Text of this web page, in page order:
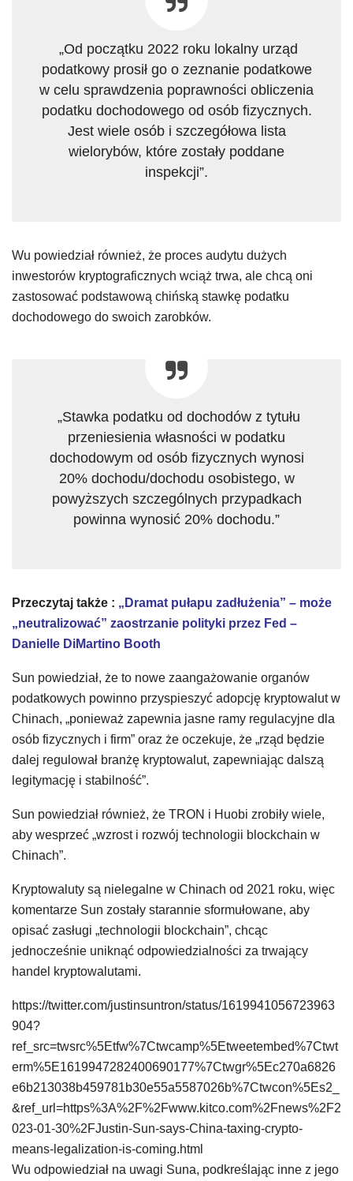
„Od początku 2022 roku lokalny urząd
podatkowy prosił go o zeznanie podatkowe
w celu sprawdzenia poprawności obliczenia
podatku dochodowego od osób fizycznych.
Jest wiele osób i szczegółowa lista
wielorybów, które zostały poddane
inspekcji”.
Wu powiedział również, że proces audytu dużych
inwestorów kryptograficznych wciąż trwa, ale chcą oni
zastosować podstawową chińską stawkę podatku
dochodowego do swoich zarobków.
„Stawka podatku od dochodów z tytułu
przeniesienia własności w podatku
dochodowym od osób fizycznych wynosi
20% dochodu/dochodu osobistego, w
powyższych szczególnych przypadkach
powinna wynosić 20% dochodu.”
Przeczytaj także : „Dramat pułapu zadłużenia” – może
„neutralizować” zaostrzanie polityki przez Fed –
Danielle DiMartino Booth
Sun powiedział, że to nowe zaangażowanie organów
podatkowych powinno przyspieszyć adopcję kryptowalut w
Chinach, „ponieważ zapewnia jasne ramy regulacyjne dla
osób fizycznych i firm” oraz że oczekuje, że „rząd będzie
dalej regulował branżę kryptowalut, zapewniając dalszą
legitymację i stabilność”.
Sun powiedział również, że TRON i Huobi zrobiły wiele,
aby wesprzeć „wzrost i rozwój technologii blockchain w
Chinach”.
Kryptowaluty są nielegalne w Chinach od 2021 roku, więc
komentarze Sun zostały starannie sformułowane, aby
opisać zasługi „technologii blockchain”, chcąc
jednocześnie uniknąć odpowiedzialności za trwający
handel kryptowalutami.
https://twitter.com/justinsuntron/status/1619941056723963
904?
ref_src=twsrc%5Etfw%7Ctwcamp%5Etweetembed%7Ctwt
erm%5E1619947282400690177%7Ctwgr%5Ec270a6826
e6b213038b459781b30e55a5587026b%7Ctwcon%5Es2_
&ref_url=https%3A%2F%2Fwww.kitco.com%2Fnews%2F2
023-01-30%2FJustin-Sun-says-China-taxing-crypto-
means-legalization-is-coming.html
Wu odpowiedział na uwagi Suna, podkreślając inne z jego